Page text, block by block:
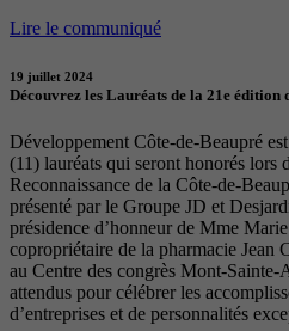
Lire le communiqué
19 juillet 2024
Découvrez les Lauréats de la 21e édition
Développement Côte-de-Beaupré
(11) lauréats qui seront honorés lors
Reconnaissance de la Côte-de-
présenté par le Groupe JD et
présidence d’honneur de Mme
copropriétaire de la pharmacie Jean
au Centre des congrès Mont-
attendus pour célébrer les
d’entreprises et de personnalités